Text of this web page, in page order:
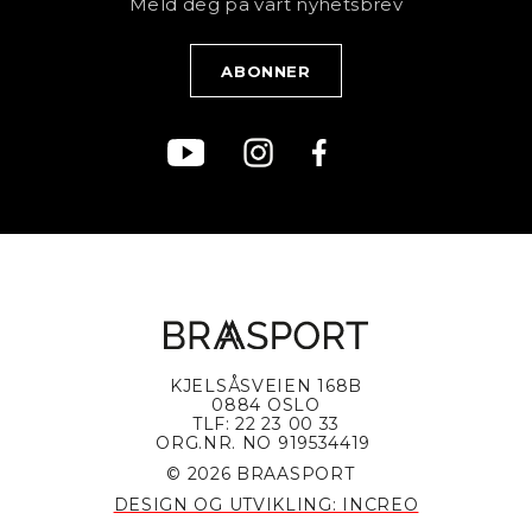
Meld deg på vårt nyhetsbrev
KJELSÅSVEIEN 168B
0884 OSLO
TLF: 22 23 00 33
ORG.NR. NO 919534419
© 2026 BRAASPORT
DESIGN OG UTVIKLING: INCREO